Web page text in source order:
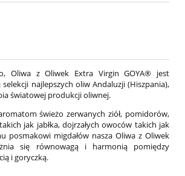
Oliwa z Oliwek Extra Virgin GOYA® jest
najlepszych oliw Andaluzji (Hiszpania),
światowej produkcji oliwnej.
świeżo zerwanych ziół, pomidorów,
jak jabłka, dojrzałych owoców takich jak
posmakowi migdałów nasza Oliwa z Oliwek
się równowagą i harmonią pomiędzy
i goryczką.